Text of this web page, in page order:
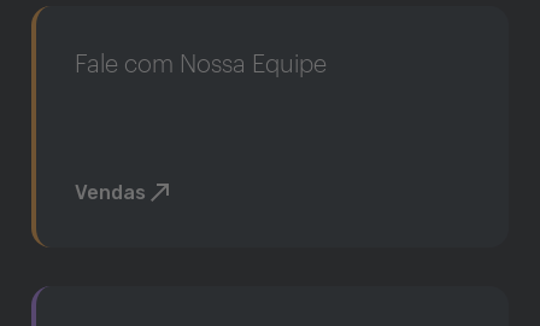
Fale com Nossa Equipe
Vendas